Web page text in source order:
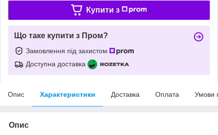
Купити з
Що таке купити з Пром?
Замовлення під захистом
Доступна доставка
Опис Характеристики Доставка Оплата Умови
Опис